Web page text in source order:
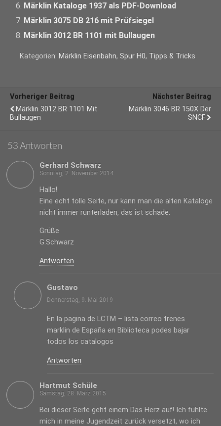
Märklin Kataloge 1937 als PDF-Download
Märklin 3075 DB 216 mit Prüfsiegel
Märklin 3012 BR 1101 mit Bullaugen
Kategorien: Märklin Eisenbahn, Spur H0, Tipps & Tricks
Vorheriger Beitrag
Märklin 3012 BR 1101 Mit
Bullaugen
Nächster Beitrag
Märklin 3046 BR 150X Der
SNCF
53 Antworten
Gerhard Schwarz
Sonntag, 2. November 2014
Hallo!
Eine echt tolle Seite, nur kann man die alten Kataloge
nicht immer runterladen, das ist schade.
Grüße
G.Schwarz
Antworten
Gustavo
Donnerstag, 9. Mai 2019
En la pagina de LCTM – lista correo trenes
marklin de España en Biblioteca podes bajar
todos los catalogos
Antworten
Hartmut Schüle
Samstag, 28. März 2015
Bei dieser Seite geht einem Das Herz auf! Ich fühlte
mich in meine Jugendzeit zurück versetzt, wo ich